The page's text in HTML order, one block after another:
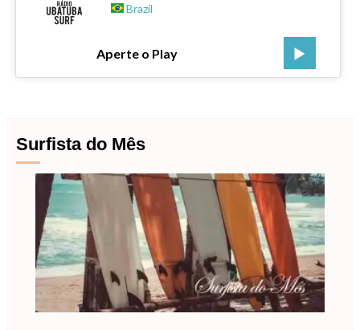
Brazil
Aperte o Play
Surfista do Mês